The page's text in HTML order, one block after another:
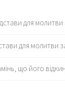
для
для молитви
що його